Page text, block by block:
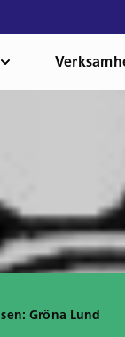
Gröna Lund